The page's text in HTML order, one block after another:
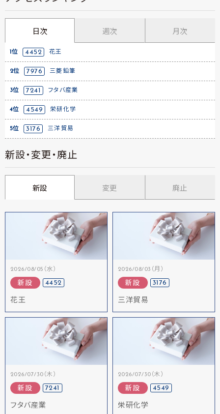
日次 週次 月次
1位 4452 花王
2位 7976 三菱鉛筆
3位 7241 フタバ産業
4位 4549 栄研化学
5位 3176 三洋貿易
新設・変更・廃止
新設 変更 廃止
2026/08/05（水）
新設 4452
花王
2026/08/03（月）
新設 3176
三洋貿易
2026/07/30（木）
新設 7241
フタバ産業
2026/07/30（木）
新設 4549
栄研化学